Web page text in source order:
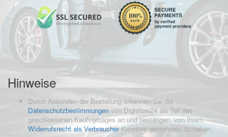
Hinweise
Durch Absenden der Bestellung erkennen Sie die
Datenschutzbestimmungen von Digistore24 als Teil des
geschlossenen Kaufvertrages an und bestätigen, von Ihrem
Widerrufsrecht als VerbraucherKenntnis genommen zu haben.